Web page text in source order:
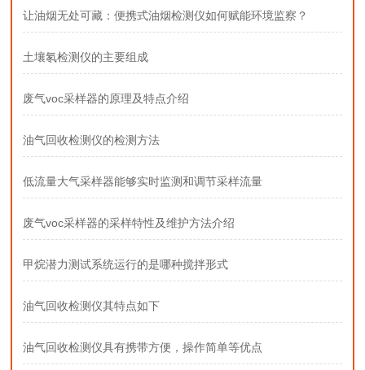
让油烟无处可藏：便携式油烟检测仪如何赋能环境监察？
土壤氡检测仪的主要组成
废气voc采样器的原理及特点介绍
油气回收检测仪的检测方法
低流量大气采样器能够实时监测和调节采样流量
废气voc采样器的采样特性及维护方法介绍
甲烷潜力测试系统运行的是哪种搅拌形式
油气回收检测仪其特点如下
油气回收检测仪具有携带方便，操作简单等优点